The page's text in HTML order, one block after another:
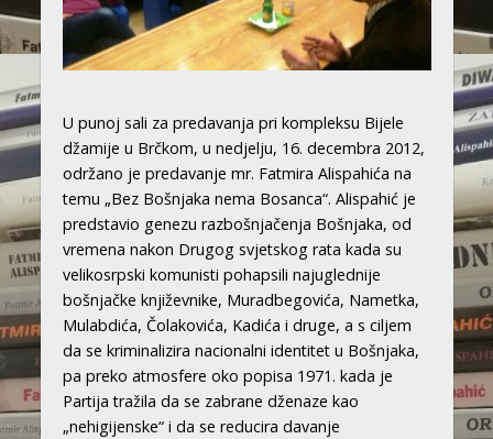
U punoj sali za predavanja pri kompleksu Bijele
džamije u Brčkom, u nedjelju, 16. decembra 2012,
održano je predavanje mr. Fatmira Alispahića na
temu „Bez Bošnjaka nema Bosanca“. Alispahić je
predstavio genezu razbošnjačenja Bošnjaka, od
vremena nakon Drugog svjetskog rata kada su
velikosrpski komunisti pohapsili najuglednije
bošnjačke književnike, Muradbegovića, Nametka,
Mulabdića, Čolakovića, Kadića i druge, a s ciljem
da se kriminalizira nacionalni identitet u Bošnjaka,
pa preko atmosfere oko popisa 1971. kada je
Partija tražila da se zabrane dženaze kao
„nehigijenske“ i da se reducira davanje